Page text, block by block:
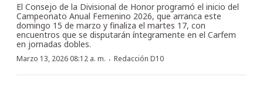
El Consejo de la Divisional de Honor programó el inicio del
Campeonato Anual Femenino 2026, que arranca este
domingo 15 de marzo y finaliza el martes 17, con
encuentros que se disputarán íntegramente en el Carfem
en jornadas dobles.
Marzo 13, 2026 08:12 a. m. · Redacción D10